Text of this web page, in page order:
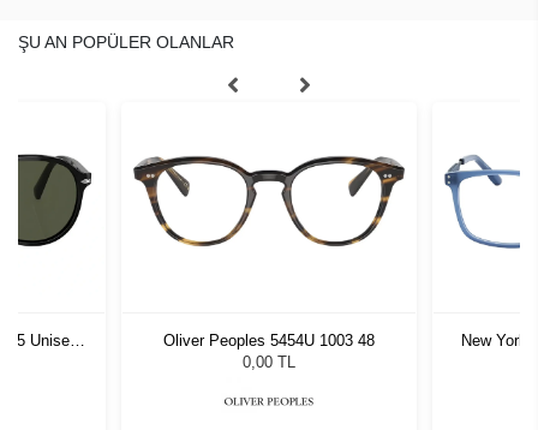
ŞU AN POPÜLER OLANLAR
55 Unisex
Oliver Peoples 5454U 1003 48
0,00 TL
New York